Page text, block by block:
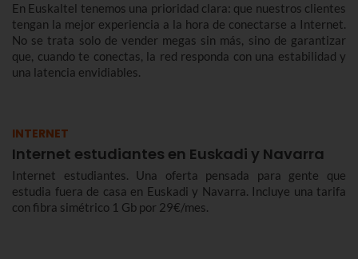
En Euskaltel tenemos una prioridad clara: que nuestros clientes
tengan la mejor experiencia a la hora de conectarse a Internet.
No se trata solo de vender megas sin más, sino de garantizar
que, cuando te conectas, la red responda con una estabilidad y
una latencia envidiables.
INTERNET
Internet estudiantes en Euskadi y Navarra
Internet estudiantes. Una oferta pensada para gente que
estudia fuera de casa en Euskadi y Navarra. Incluye una tarifa
con fibra simétrico 1 Gb por 29€/mes.